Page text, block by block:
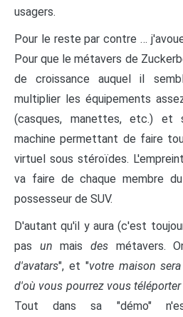
usagers.
Pour le reste par contre …
Pour que le métavers de
de croissance auquel il
multiplier les équipements
(casques, manettes, etc.) et
machine permettant de faire
virtuel sous stéroïdes.
va faire de chaque membre
possesseur de SUV.
D'autant qu'il y aura (c'est
pas un mais desmétavers.
d'avatars", et "votre maison
d'où vous pourrez vous
Tout dans sa "démo"